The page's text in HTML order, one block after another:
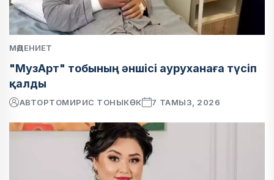
МӘДЕНИЕТ
"МузАрт" тобының әншісі ауруханаға түсіп
қалды
АВТОРТОМИРИС ТОНЫКӨК 7 ТАМЫЗ, 2026